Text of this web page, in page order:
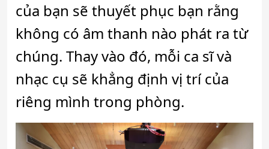
của bạn sẽ thuyết phục bạn rằng
không có âm thanh nào phát ra từ
chúng. Thay vào đó, mỗi ca sĩ và
nhạc cụ sẽ khẳng định vị trí của
riêng mình trong phòng.